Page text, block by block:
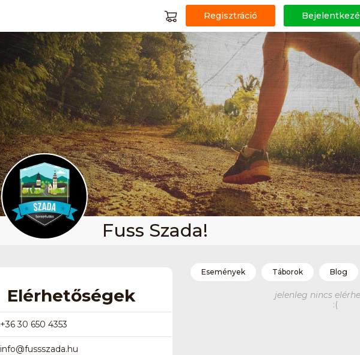
Regisztráció
Fuss Szada!
Elérhetőségek
+36 30 650 4353
info@fussszada.hu
Események Táborok Blog
jelenleg nincs
:(